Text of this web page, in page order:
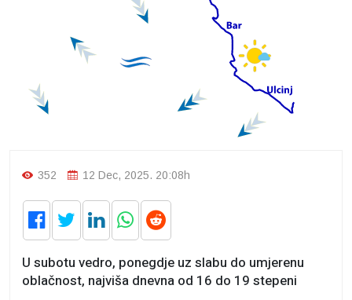
352 12 Dec, 2025. 20:08h
U subotu vedro, ponegdje uz slabu do umjerenu
oblačnost, najviša dnevna od 16 do 19 stepeni